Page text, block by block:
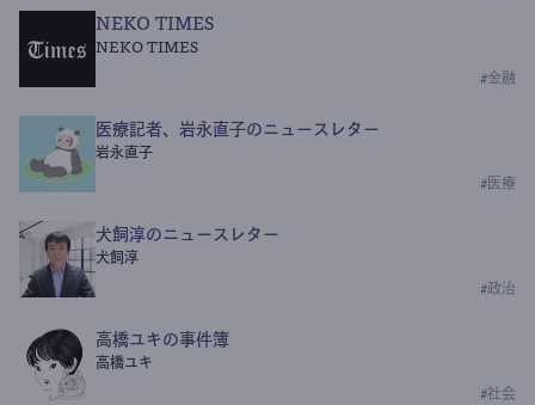
NEKO TIMES
NEKO TIMES
#金融
医療記者、岩永直子のニュースレター
岩永直子
# 医療
犬飼淳のニュースレター
犬飼淳
#政治
高橋ユキの事件簿
高橋ユキ
#社会